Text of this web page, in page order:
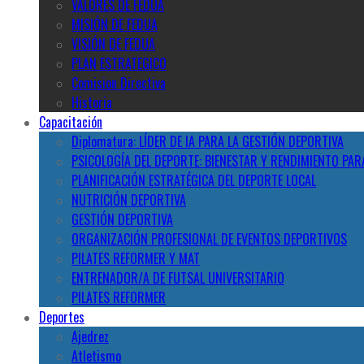
VALORES DE FEDUA
MISIÓN DE FEDUA
VISIÓN DE FEDUA
PLAN ESTRATEGICO
Comision Directiva
Historia
Capacitación
Diplomatura: LÍDER DE IA PARA LA GESTIÓN DEPORTIVA
PSICOLOGÍA DEL DEPORTE: BIENESTAR Y RENDIMIENTO
PLANIFICACIÓN ESTRATÉGICA DEL DEPORTE LOCAL
NUTRICIÓN DEPORTIVA
GESTIÓN DEPORTIVA
ORGANIZACIÓN PROFESIONAL DE EVENTOS DEPORTIVOS
PILATES REFORMER Y MAT
ENTRENADOR/A DE FUTSAL UNIVERSITARIO
PILATES REFORMER
Deportes
Ajedrez
Atletismo